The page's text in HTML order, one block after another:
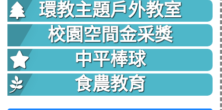
環教主題戶外教室
校園空間金采獎
中平棒球
食農教育